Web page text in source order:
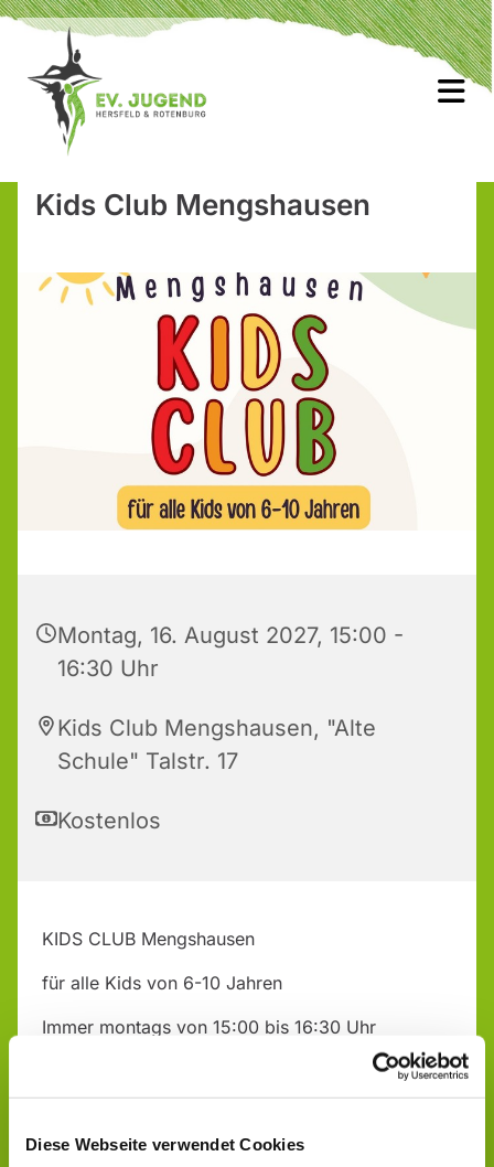
Diese Webseite verwendet Cookies
Kids Club Mengshausen
Montag, 16. August 2027, 15:00 -
16:30 Uhr
Kids Club Mengshausen, "Alte
Schule" Talstr. 17
Kostenlos
KIDS CLUB Mengshausen
für alle Kids von 6-10 Jahren
Immer montags von 15:00 bis 16:30 Uhr
Infos & Anmeldung bei: